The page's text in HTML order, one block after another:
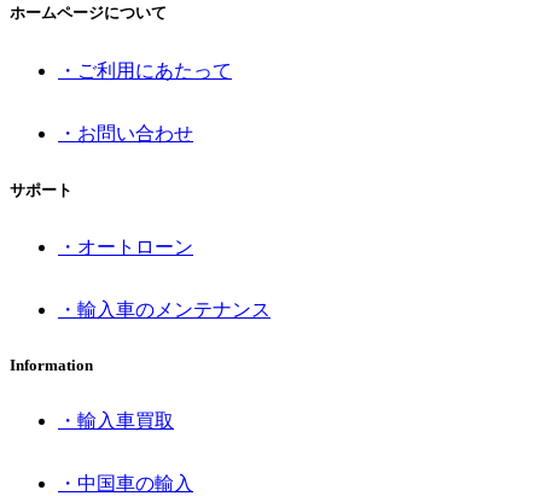
ホームページについて
・ご利用にあたって
・お問い合わせ
サポート
・オートローン
・輸入車のメンテナンス
Information
・輸入車買取
・中国車の輸入